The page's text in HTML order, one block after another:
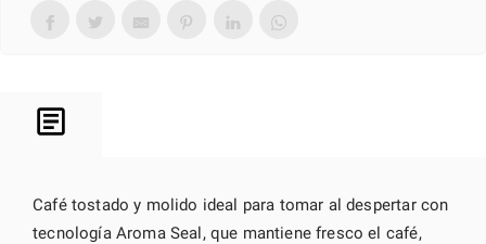
Café tostado y molido ideal para tomar al despertar con
tecnología Aroma Seal, que mantiene fresco el café,